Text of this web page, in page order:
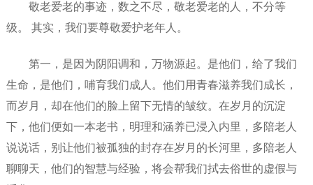
敬老爱老的事迹，数之不尽，敬老爱老的人，不分等
级。 其实，我们要尊敬爱护老年人。
第一，是因为阴阳调和，万物源起。是他们，给了我们
生命，是他们，哺育我们成人。他们用青春滋养我们成长，
而岁月，却在他们的脸上留下无情的皱纹。在岁月的沉淀
下，他们便如一本老书，明理和涵养已浸入内里，多陪老人
说说话，别让他们被孤独的封存在岁月的长河里，多陪老人
聊聊天，他们的智慧与经验，将会帮我们拭去俗世的虚假与